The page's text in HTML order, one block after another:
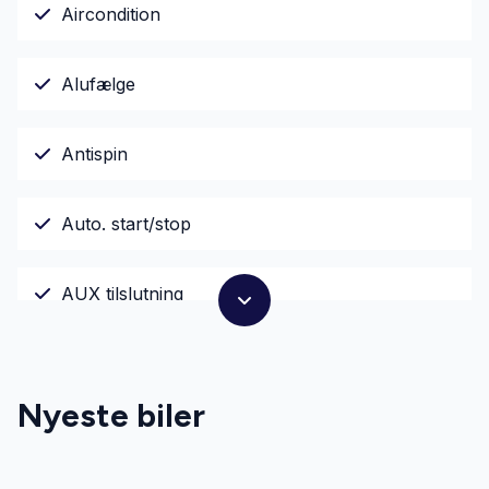
Aircondition
Alufælge
Antispin
Auto. start/stop
AUX tilslutning
Bluetooth
Nyeste biler